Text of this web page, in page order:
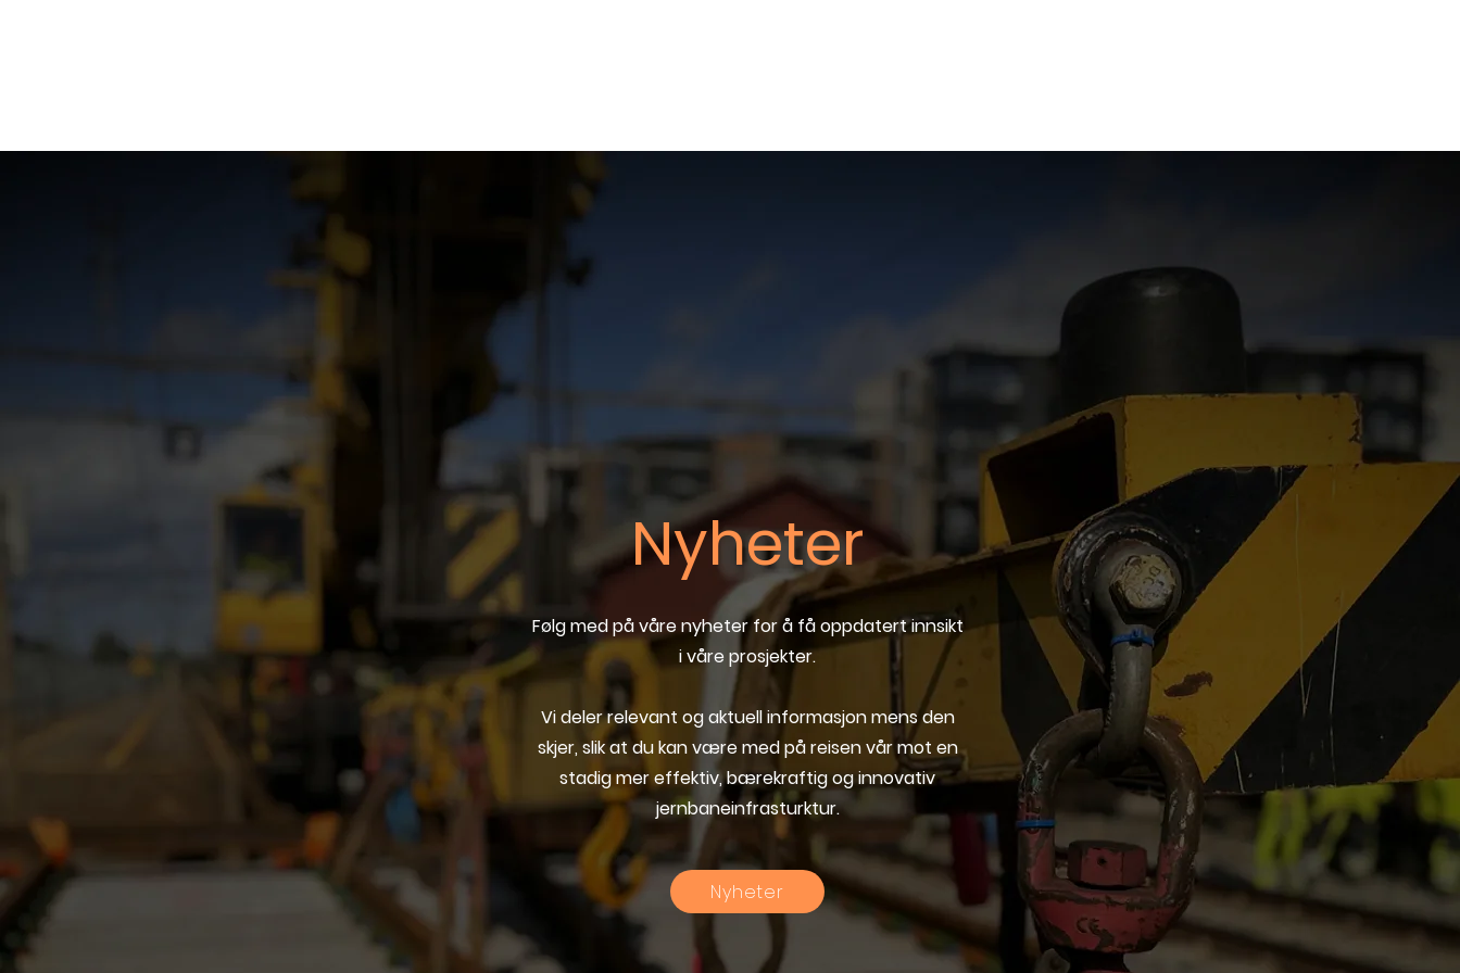
Nyheter
Følg med på våre nyheter for å få oppdatert innsikt
i våre prosjekter.
Vi deler relevant og aktuell informasjon mens den
skjer, slik at du kan være med på reisen vår mot en
stadig mer effektiv, bærekraftig og innovativ
jernbaneinfrasturktur.
Nyheter